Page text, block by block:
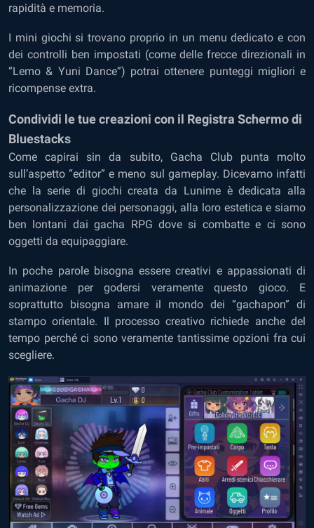
rapidità e memoria.
I mini giochi si trovano proprio in un menu dedicato e con
dei controlli ben impostati (come delle frecce direzionali in
“Lemo & Yuni Dance”) potrai ottenere punteggi migliori e
ricompense extra.
Condividi le tue creazioni con il Registra Schermo di
Bluestacks
Come capirai sin da subito, Gacha Club punta molto
sull’aspetto “editor” e meno sul gameplay. Dicevamo infatti
che la serie di giochi creata da Lunime è dedicata alla
personalizzazione dei personaggi, alla loro estetica e siamo
ben lontani dai gacha RPG dove si combatte e ci sono
oggetti da equipaggiare.
In poche parole bisogna essere creativi e appassionati di
animazione per godersi veramente questo gioco. E
soprattutto bisogna amare il mondo dei “gachapon” di
stampo orientale. Il processo creativo richiede anche del
tempo perché ci sono veramente tantissime opzioni fra cui
scegliere.